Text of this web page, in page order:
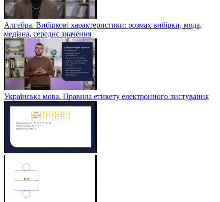
Алгебра. Вибіркові характеристики: розмах вибірки, мода,
медіана, середнє значення
Українська мова. Правила етикету електронного листування